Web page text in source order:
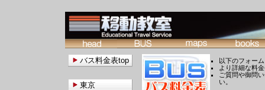
以下のフォー
より詳細な料
ご質問や御問
い。
バス料金表top
東京